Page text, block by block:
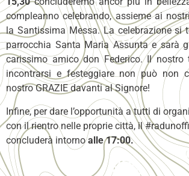
compleanno celebrando, assieme ai
la Santissima Messa. La celebrazione si
parrocchia Santa Maria Assunta e sarà
carissimo amico don Federico. Il nostro
incontrarsi e festeggiare non può non
nostro GRAZIE davanti al Signore!
Infine, per dare l’opportunità a tutti di
con il rientro nelle proprie città, il
concluderà intornoalle 17:00.